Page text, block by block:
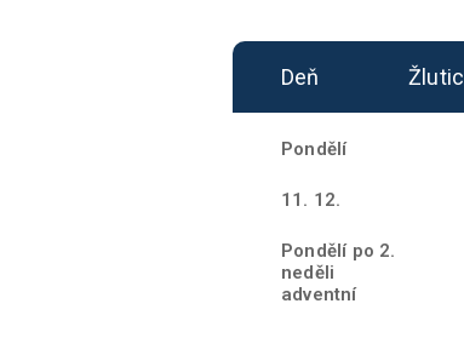
Deň
Pondělí
11. 12.
Pondělí po 2.
neděli
adventní